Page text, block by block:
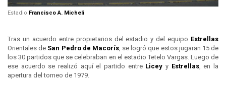
Estadio Francisco A. Micheli
Tras un acuerdo entre propietarios del estadio y del equipo Estrellas
Orientales de San Pedro de Macorís, se logró que estos jugaran 15 de
los 30 partidos que se celebraban en el estadio Tetelo Vargas. Luego de
ese acuerdo se realizó aquí el partido entre Licey y Estrellas, en la
apertura del torneo de 1979.